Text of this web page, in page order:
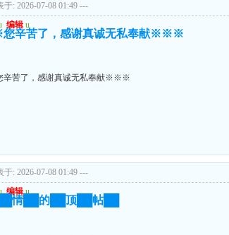
于: 2026-07-08 01:49 ---
编辑 u
辛苦了，感谢真诚无私奉献※※※
苦了，感谢真诚无私奉献※※※
于: 2026-07-08 01:49 ---
编辑 u
情██的██顶██帖██